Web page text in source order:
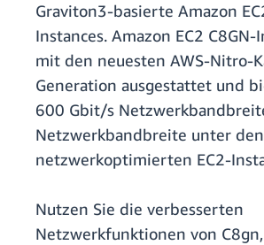
Graviton3-basierte Amazon
Instances. Amazon EC2 C8GN-
mit den neuesten AWS-Nitro-
Generation ausgestattet und
600 Gbit/s
Netzwerkbandbreite unter den
netzwerkoptimierten EC2-
Nutzen Sie die verbesserten
Netzwerkfunktionen von